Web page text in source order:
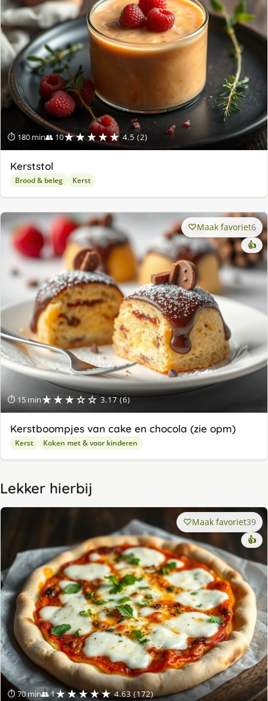
⏱ 180 min👥 10★★★★★ 4.5 (2)
Kerststol
Brood & beleg Kerst
⏱ 15 min★★★☆☆ 3.17 (6)
Maak favoriet6
👍
Kerstboompjes van cake en chocola (zie opm)
Kerst Koken met & voor kinderen
Lekker hierbij
⏱ 70 min👥 1★★★★★ 4.63 (172)
Maak favoriet39
👍